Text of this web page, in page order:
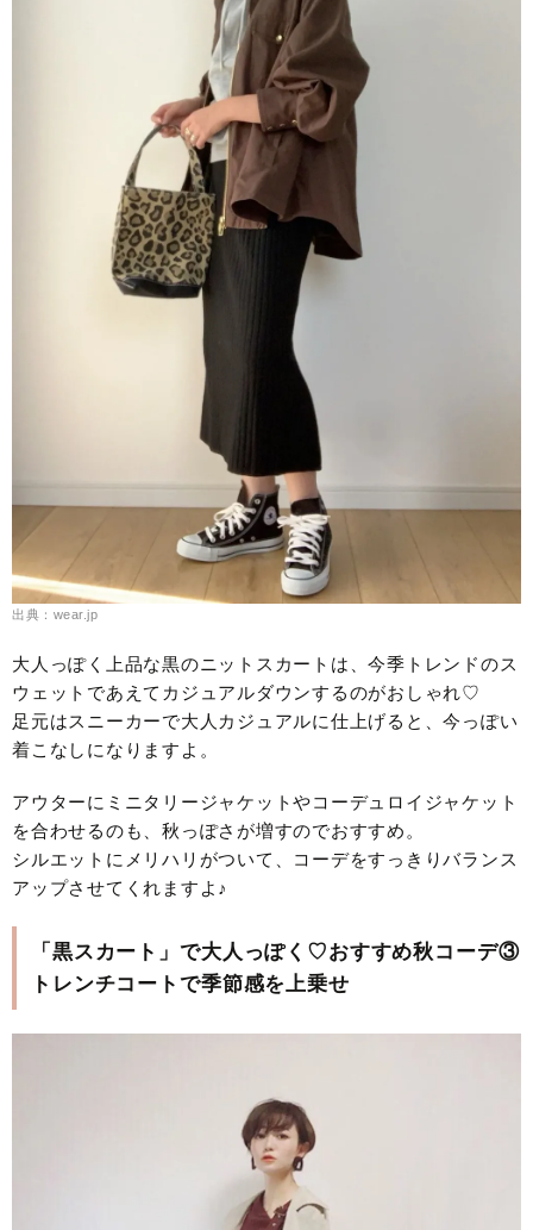
出典：wear.jp
大人っぽく上品な黒のニットスカートは、今季トレンドのス
ウェットであえてカジュアルダウンするのがおしゃれ♡
足元はスニーカーで大人カジュアルに仕上げると、今っぽい
着こなしになりますよ。
アウターにミニタリージャケットやコーデュロイジャケット
を合わせるのも、秋っぽさが増すのでおすすめ。
シルエットにメリハリがついて、コーデをすっきりバランス
アップさせてくれますよ♪
「黒スカート」で大人っぽく♡おすすめ秋コーデ③
トレンチコートで季節感を上乗せ